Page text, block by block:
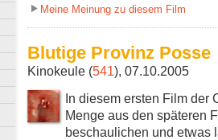
Meine Meinung zu diesem Film
Blutige Provinz Posse
Kinokeule (541), 07.10.2005
In diesem ersten Film der
Menge aus den späteren
beschaulichen und etwas